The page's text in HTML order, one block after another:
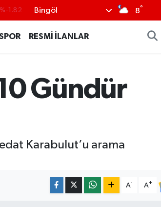
%0.02
%0.19
%0
Bingöl 8°
RESMİ İLANLAR
Gündür
Karabulut’u arama
A- A+